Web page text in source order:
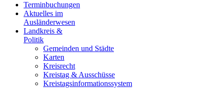
Terminbuchungen
Aktuelles im
Ausländerwesen
Landkreis &
Politik
Gemeinden und Städte
Karten
Kreisrecht
Kreistag & Ausschüsse
Kreistagsinformationssystem